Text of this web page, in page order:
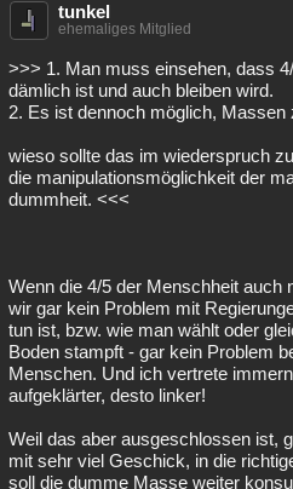
tunkel
ehemaliges Mitglied
>>> 1. Man muss einsehen, dass
dämlich ist und auch bleiben wird.
2. Es ist dennoch möglich, Massen
wieso sollte das im wiederspruch
die manipulationsmöglichkeit der
dummheit. <<<
Wenn die 4/5 der Menschheit auch
wir gar kein Problem mit
tun ist, bzw. wie man wählt oder
Boden stampft - gar kein Problem
Menschen. Und ich vertrete
aufgeklärter, desto linker!
Weil das aber ausgeschlossen ist,
mit sehr viel Geschick, in die
soll die dumme Masse weiter